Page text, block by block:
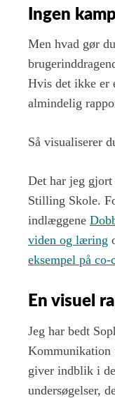
Ingen
Men hvad gør
Hvis det ikke er
almindelig
Så visualiserer
Det har jeg
Stilling Skole.
indlæggene
viden og læring
eksempel på
En visuel
Jeg har bedt
Kommunikation
giver indblik i
undersøgelser,